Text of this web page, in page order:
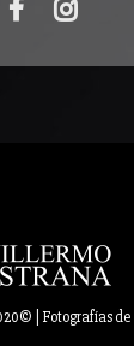
| Fotografías de